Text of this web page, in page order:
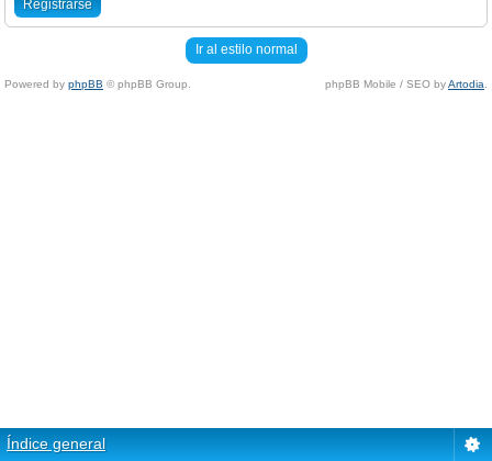
Registrarse
Ir al estilo normal
Powered by phpBB © phpBB Group. phpBB Mobile / SEO byArtodia
Índice general